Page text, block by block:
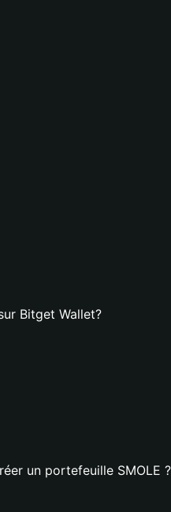
Bitget Wallet?
un portefeuille SMOLE ?